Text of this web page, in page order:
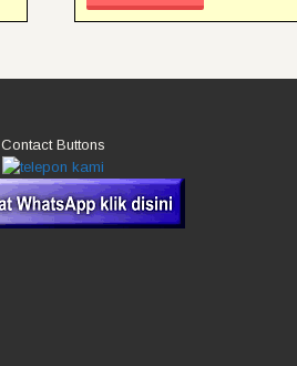
Contact Buttons